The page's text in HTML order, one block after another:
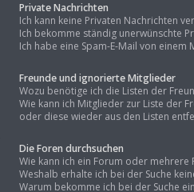
Private Nachrichten
Ich kann keine Privaten Nachrichten
Ich bekomme ständig unerwünschte
Ich habe eine Spam-E-Mail von
Freunde und ignorierte Mitglieder
Wozu benötige ich die Listen der
Wie kann ich Mitglieder zur Liste der
oder diese wieder aus den Listen
Die Foren durchsuchen
Wie kann ich ein Forum oder mehrere
Weshalb erhalte ich bei der Suche
Warum bekomme ich bei der Suche